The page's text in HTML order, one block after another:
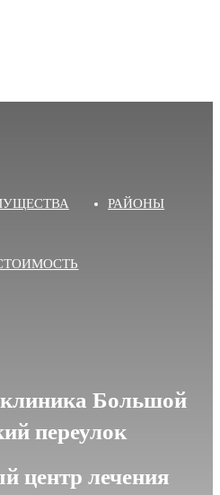
РАЙОНЫ
Большой
переулок
центр лечения